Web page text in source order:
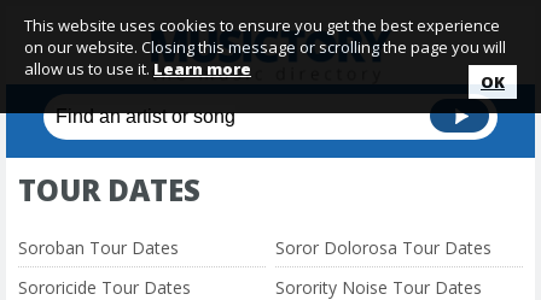
TOUR DATES
Soroban Tour Dates
Soror Dolorosa Tour Dates
Sororicide Tour Dates
Sorority Noise Tour Dates
This website uses cookies to ensure you get the best experience
on our website. Closing this message or scrolling the page you will
allow us to use it. Learn more
OK